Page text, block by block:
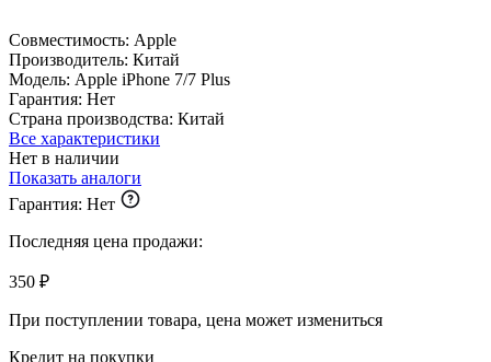
Совместимость: Apple
Производитель: Китай
Модель: Apple iPhone 7/7 Plus
Гарантия: Нет
Страна производства: Китай
Все характеристики
Нет в наличии
Показать аналоги
Гарантия: Нет
Последняя цена продажи:
350 ₽
При поступлении товара, цена может измениться
Кредит на покупки